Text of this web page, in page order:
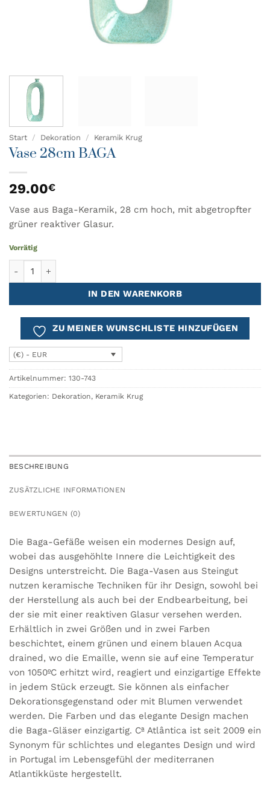
Start / Dekoration / Keramik Krug
Vase 28cm BAGA
29.00€
Vase aus Baga-Keramik, 28 cm hoch, mit abgetropfter
grüner reaktiver Glasur.
Vorrätig
IN DEN WARENKORB
ZU MEINER WUNSCHLISTE HINZUFÜGEN
(€) - EUR
Artikelnummer: 130-743
Kategorien: Dekoration, Keramik Krug
BESCHREIBUNG
ZUSÄTZLICHE INFORMATIONEN
BEWERTUNGEN (0)
Die Baga-Gefäße weisen ein modernes Design auf,
wobei das ausgehöhlte Innere die Leichtigkeit des
Designs unterstreicht. Die Baga-Vasen aus Steingut
nutzen keramische Techniken für ihr Design, sowohl bei
der Herstellung als auch bei der Endbearbeitung, bei
der sie mit einer reaktiven Glasur versehen werden.
Erhältlich in zwei Größen und in zwei Farben
beschichtet, einem grünen und einem blauen Acqua
drained, wo die Emaille, wenn sie auf eine Temperatur
von 1050ºC erhitzt wird, reagiert und einzigartige Effekte
in jedem Stück erzeugt. Sie können als einfacher
Dekorationsgegenstand oder mit Blumen verwendet
werden. Die Farben und das elegante Design machen
die Baga-Gläser einzigartig. Cª Atlântica ist seit 2009 ein
Synonym für schlichtes und elegantes Design und wird
in Portugal im Lebensgefühl der mediterranen
Atlantikküste hergestellt.